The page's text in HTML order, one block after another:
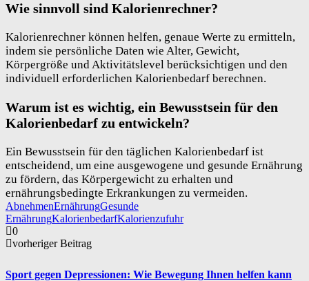
Wie sinnvoll sind Kalorienrechner?
Kalorienrechner können helfen, genaue Werte zu ermitteln,
indem sie persönliche Daten wie Alter, Gewicht,
Körpergröße und Aktivitätslevel berücksichtigen und den
individuell erforderlichen Kalorienbedarf berechnen.
Warum ist es wichtig, ein Bewusstsein für den
Kalorienbedarf zu entwickeln?
Ein Bewusstsein für den täglichen Kalorienbedarf ist
entscheidend, um eine ausgewogene und gesunde Ernährung
zu fördern, das Körpergewicht zu erhalten und
ernährungsbedingte Erkrankungen zu vermeiden.
AbnehmenErnährungGesunde
ErnährungKalorienbedarfKalorienzufuhr
0
vorheriger Beitrag
Sport gegen Depressionen: Wie Bewegung Ihnen helfen kann